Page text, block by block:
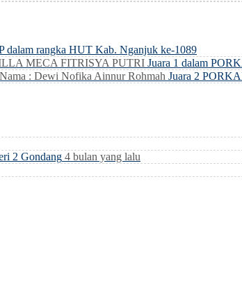
dalam rangka HUT Kab. Nganjuk ke-1089
MECA FITRISYA PUTRI Juara 1 dalam
Nama : Dewi Nofika Ainnur Rohmah Juara 2
2 Gondang 4 bulan yang lalu